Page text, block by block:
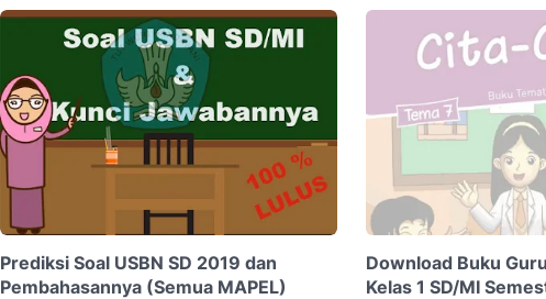
Prediksi Soal USBN SD 2019 dan
Pembahasannya (Semua MAPEL)
Download Buku
Kelas 1 SD/MI